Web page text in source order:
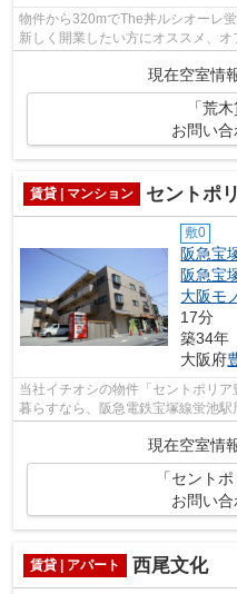
物件から320mでThe丼ルシオーレ
新しく開業したい方にオススメ、オ
がありますので毎日の洗濯がしやす
現在空室情
「荒
お問い
賃貸 | マンション セントポ
敷0
阪急宝
阪急宝
大阪モ
17分
築34年
大阪府
当社イチオシの物件「セントポリ
暮らすなら、阪急電鉄宝塚線蛍池
現在空室情
「セント
お問い
賃貸 | アパート 西尾文化